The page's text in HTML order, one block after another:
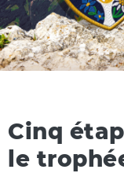
Cinq
le